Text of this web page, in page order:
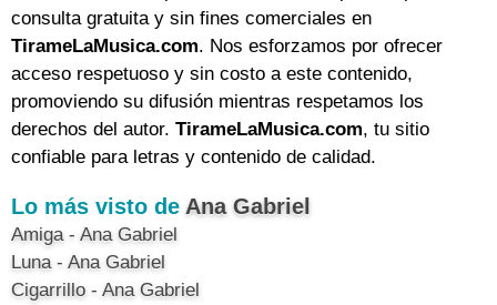
consulta gratuita y sin fines comerciales en
TirameLaMusica.com. Nos esforzamos por ofrecer
acceso respetuoso y sin costo a este contenido,
promoviendo su difusión mientras respetamos los
derechos del autor. TirameLaMusica.com, tu sitio
confiable para letras y contenido de calidad.
Lo más visto de Ana Gabriel
Amiga - Ana Gabriel
Luna - Ana Gabriel
Cigarrillo - Ana Gabriel